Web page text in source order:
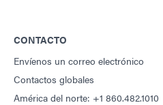
CONTACTO
Envíenos un correo electrónico
Contactos globales
América del norte: +1 860.482.1010